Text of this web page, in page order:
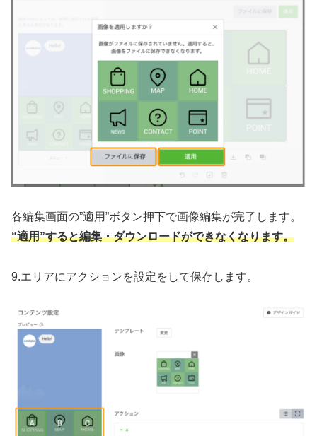
各編集画面の”適用”ボタン押下で画像編集が完了します。
“適用”すると編集・ダウンロードができなくなります。
9.エリアにアクションを設定をして保存します。